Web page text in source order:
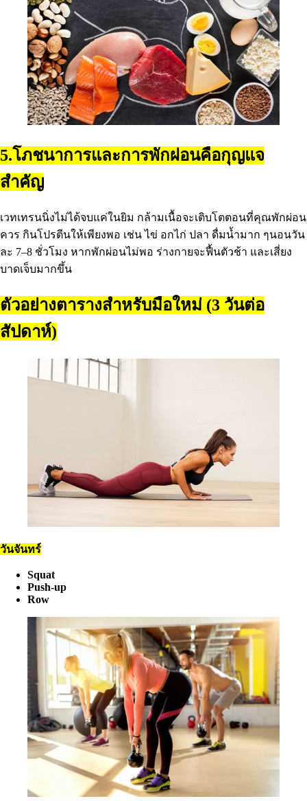
5.โภชนาการและการพักผ่อนคือกุญแจ
สำคัญ
เวทเทรนนิ่งไม่ได้จบแค่ในยิม กล้ามเนื้อจะเติบโตตอนที่คุณพักผ่อน
ควร กินโปรตีนให้เพียงพอ เช่น ไข่ อกไก่ ปลา ดื่มน้ำมาก ๆนอนวัน
ละ 7–8 ชั่วโมง หากพักผ่อนไม่พอ ร่างกายจะฟื้นตัวช้า และเสี่ยง
บาดเจ็บมากขึ้น
ตัวอย่างตารางสำหรับมือใหม่ (3 วันต่อ
สัปดาห์)
วันจันทร์
Squat
Push-up
Row